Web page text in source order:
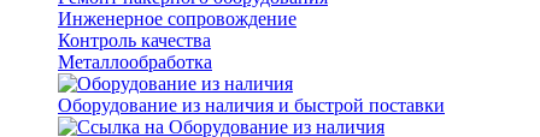
Инженерное сопровождение
Контроль качества
Металлообработка
Оборудование из наличия и быстрой поставки